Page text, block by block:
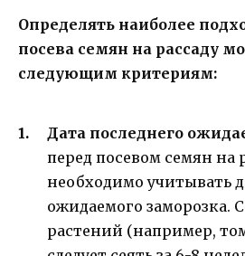
Определять наиболее
посева семян на рассаду
следующим критериям:
Дата последнего
перед посевом семян на
необходимо учитывать
ожидаемого заморозка.
растений (например,